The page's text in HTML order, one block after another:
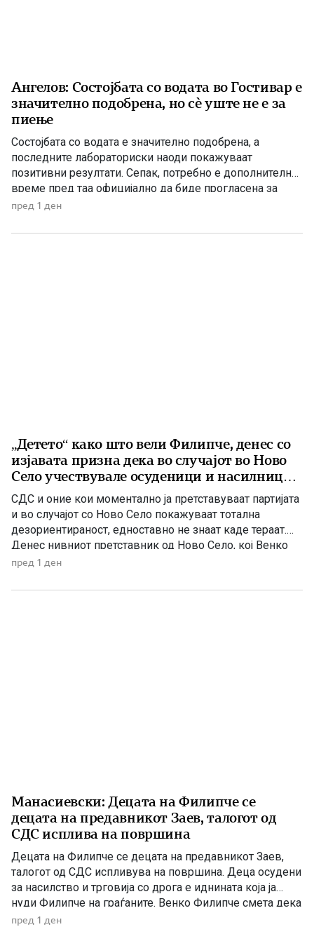
Ангелов: Состојбата со водата во Гостивар е
значително подобрена, но сè уште не е за
пиење
Состојбата со водата е значително подобрена, а
последните лабораториски наоди покажуваат
позитивни резултати. Сепак, потребно е дополнително
време пред таа официјално да биде прогласена за
исправна за пиење, изјави директорот на Дирекцијата
дека конечната одлука ќе ја донесе Агенцијата за
пред 1 ден
„Детето“ како што вели Филипче, денес со
изјавата призна дека во случајот во Ново
Село учествувале осуденици и насилници,
ова е талогот на Македонија
СДС и оние кои моментално ја претставуваат партијата
и во случајот со Ново Село покажуваат тотална
дезориентираност, едноставно не знаат каде тераат.
Денес нивниот претставник од Ново Село, кој Венко
Филипче го нарекува дете или воопшто учесниците во
ги нарече деца, јавно призна дека е насилник и
пред 1 ден
Манасиевски: Децата на Филипче се
децата на предавникот Заев, талогот од
СДС исплива на површина
Децата на Филипче се децата на предавникот Заев,
талогот од СДС испливува на површина. Деца осудени
за насилство и трговија со дрога е иднината која ја
нуди Филипче на граѓаните. Венко Филипче смета дека
со насилници и лица корисници на наркотични
пред 1 ден